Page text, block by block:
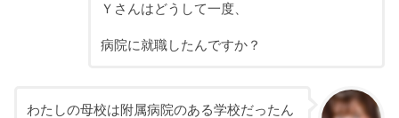
Ｙさんはどうして一度、
病院に就職したんですか？
わたしの母校は附属病院のある学校だったん